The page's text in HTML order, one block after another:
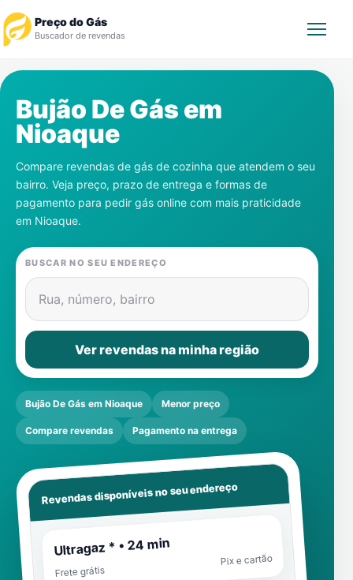
Preço do Gás
Buscador de revendas
Revendedor
Notícias
Cadastre-se
Gás
Contatos
Bujão De Gás em
Nioaque
Compare revendas de gás de cozinha que atendem o seu
bairro. Veja preço, prazo de entrega e formas de
pagamento para pedir gás online com mais praticidade
em Nioaque.
BUSCAR NO SEU ENDEREÇO
Rua, número, bairro
Ver revendas na minha região
Bujão De Gás em Nioaque Menor preço
Compare revendas Pagamento na entrega
Revendas disponíveis no seu endereço
Ultragaz * • 24 min
Frete grátis
Pix e cartão